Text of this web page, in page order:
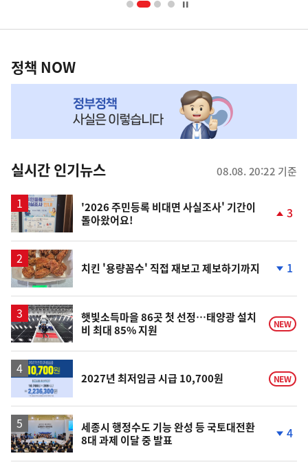
영
책
NOW,
뉴
스
정책 NOW
실시간 인기뉴스 08.08. 20:22 기준
'2026 주민등록 비대면 사실조사' 기간이
돌아왔어요!
3
치킨 '용량꼼수' 직접 재보고 제보하기까지
락
1
햇빛소득마을 86곳 첫 선정…태양광 설치
비 최대 85% 지원
NEW
2027년 최저임금 시급 10,700원 NEW
세종시 행정수도 기능 완성 등 국토대전환
8대 과제 이달 중 발표
4